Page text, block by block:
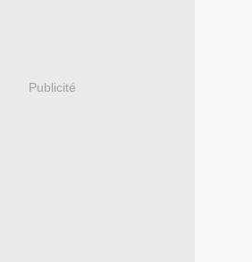
Publicité